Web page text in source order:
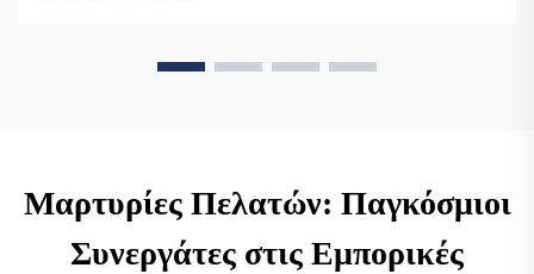
Μαρτυρίες Πελατών: Παγκόσμιοι
Συνεργάτες στις Εμπορικές